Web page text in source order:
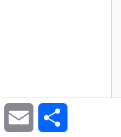
Twitter Email